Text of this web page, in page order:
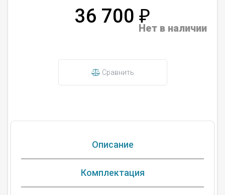
36 700 ₽
Нет в наличии
Сравнить
Описание
Комплектация